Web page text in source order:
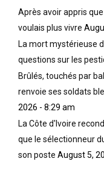
Après avoir appris
voulais plus vivre
La mort mystérieuse
questions sur les
Brûlés, touchés par
renvoie ses soldats
2026 - 8:29 am
La Côte d'Ivoire
que le sélectionneur
son poste August 5,